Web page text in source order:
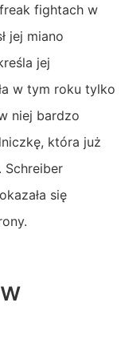
fightach w
jej miano
jej
w tym roku tylko
niej bardzo
która już
Schreiber
się